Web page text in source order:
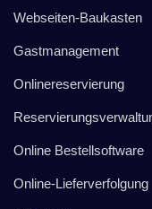
Webseiten-Baukasten
Gastmanagement
Onlinereservierung
Online Bestellsoftware
Online-Lieferverfolgung